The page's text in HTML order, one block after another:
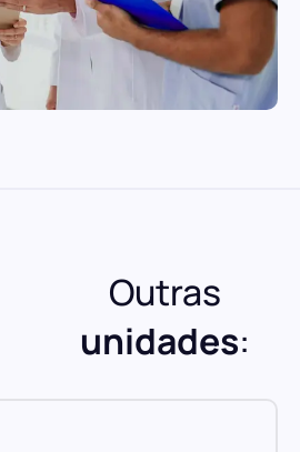
Outras
unidades: